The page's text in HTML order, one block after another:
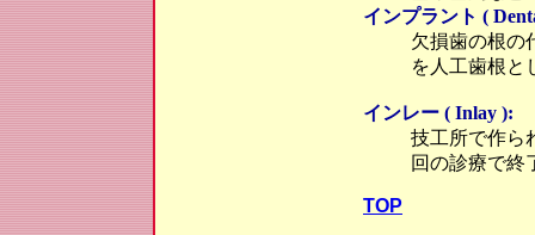
インプラント (
欠損歯の根の
を人工歯根と
インレー ( Inlay ):
技工所で作ら
回の診療で終
TOP